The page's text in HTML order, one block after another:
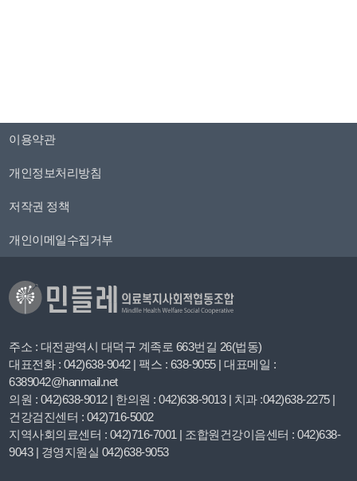
이용약관
개인정보처리방침
저작권 정책
개인이메일수집거부
주소 : 대전광역시 대덕구 계족로 663번길 26(법동)
대표전화 : 042)638-9042 | 팩스 : 638-9055 | 대표메일 :
6389042@hanmail.net
의원 : 042)638-9012 | 한의원 : 042)638-9013 | 치과 :042)638-2275 |
건강검진센터 : 042)716-5002
지역사회의료센터 : 042)716-7001 | 조합원건강이음센터 : 042)638-
9043 | 경영지원실 042)638-9053